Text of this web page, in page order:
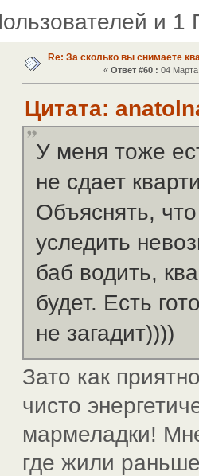
и 1
Re: За сколько вы снимаете
«Ответ #60 : 04
Цитата:
У меня тоже
не сдает
Объяснять,
уследить
баб водить,
будет. Есть
не загадит))))
Зато как
чисто
мармеладки!
где жили